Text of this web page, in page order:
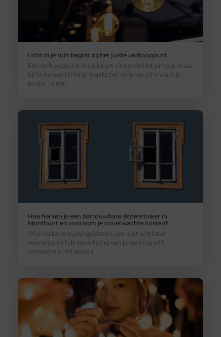
Licht in je tuin begint bij het juiste verkooppunt
Een verkooppunt in de buurt vinden klinkt simpel, maar
bij buitenverlichting maakt het echt verschil waar je
koopt. In een
Hoe herken je een betrouwbare slotenmaker in
Montfoort en voorkom je onverwachte kosten?
Of je nu bent buitengesloten, een slot wilt laten
vervangen of de beveiliging van je woning wilt
verbeteren, het kiezen